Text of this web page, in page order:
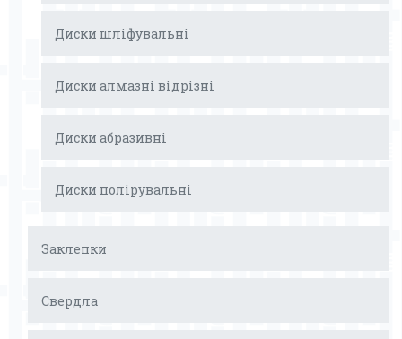
Диски шліфувальні
Диски алмазні відрізні
Диски абразивні
Диски полірувальні
Заклепки
Свердла